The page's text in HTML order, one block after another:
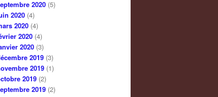
2020 (5)
2020 (4)
2020 (4)
2020 (4)
2020 (3)
2019 (3)
2019 (1)
2019 (2)
2019 (2)